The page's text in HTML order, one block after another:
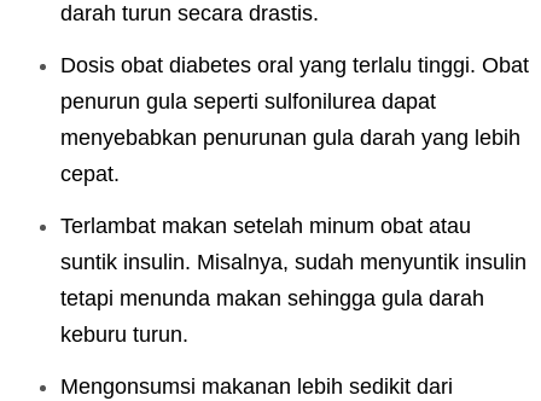
darah turun secara drastis.
Dosis obat diabetes oral yang terlalu tinggi. Obat
penurun gula seperti sulfonilurea dapat
menyebabkan penurunan gula darah yang lebih
cepat.
Terlambat makan setelah minum obat atau
suntik insulin. Misalnya, sudah menyuntik insulin
tetapi menunda makan sehingga gula darah
keburu turun.
Mengonsumsi makanan lebih sedikit dari